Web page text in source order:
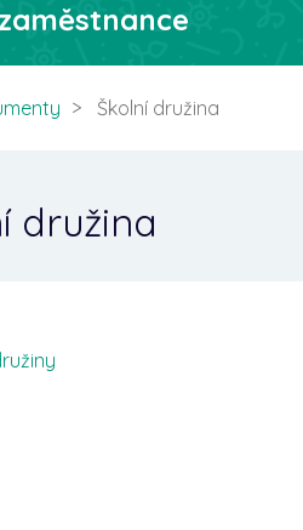
t
Školní družina
družina